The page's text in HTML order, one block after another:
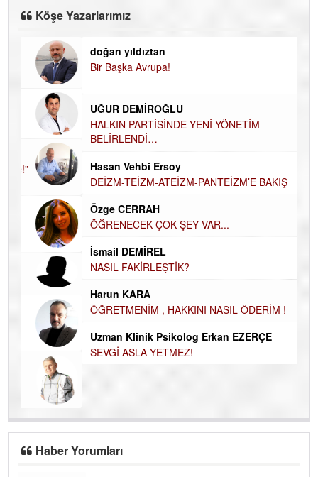
Köşe Yazarlarımız
doğan yıldıztan
Bir Başka Avrupa!
UĞUR DEMİROĞLU
HALKIN PARTİSİNDE YENİ YÖNETİM
BELİRLENDİ…
Hasan Vehbi Ersoy
DEİZM-TEİZM-ATEİZM-PANTEİZM’E BAKIŞ
Özge CERRAH
ÖĞRENECEK ÇOK ŞEY VAR...
İsmail DEMİREL
NASIL FAKİRLEŞTİK?
Harun KARA
ÖĞRETMENİM , HAKKINI NASIL ÖDERİM !
Uzman Klinik Psikolog Erkan EZERÇE
SEVGİ ASLA YETMEZ!